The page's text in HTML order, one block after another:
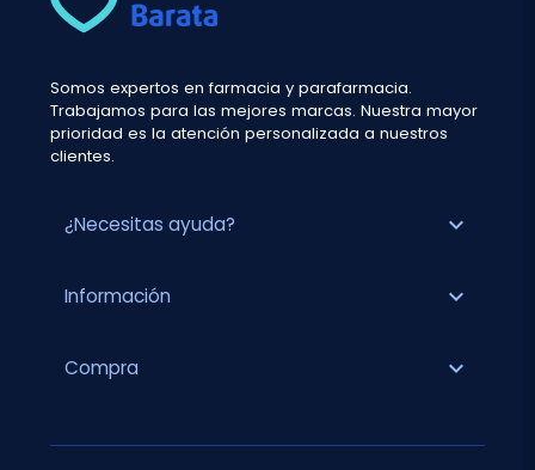
Somos expertos en farmacia y parafarmacia.
Trabajamos para las mejores marcas. Nuestra mayor
prioridad es la atención personalizada a nuestros
clientes.
¿Necesitas ayuda? expand_more
Información expand_more
Compra expand_more